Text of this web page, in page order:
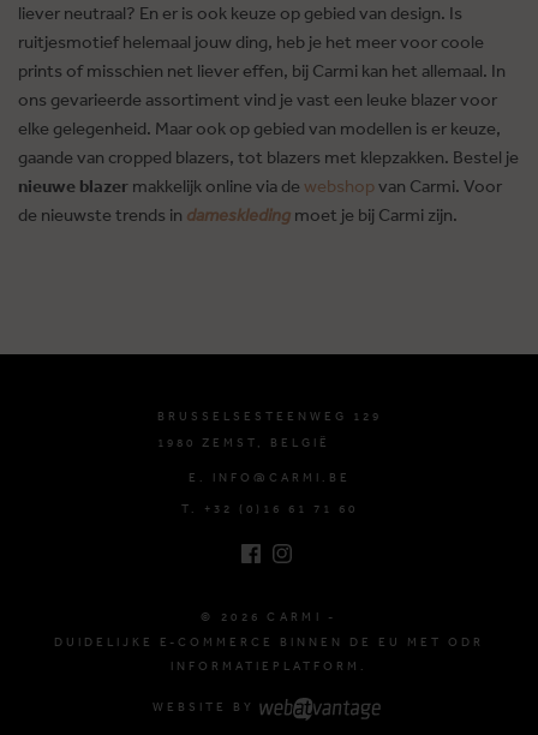
liever neutraal? En er is ook keuze op gebied van design. Is
ruitjesmotief helemaal jouw ding, heb je het meer voor coole
prints of misschien net liever effen, bij Carmi kan het allemaal. In
ons gevarieerde assortiment vind je vast een leuke blazer voor
elke gelegenheid. Maar ook op gebied van modellen is er keuze,
gaande van cropped blazers, tot blazers met klepzakken. Bestel je
nieuwe blazer makkelijk online via de webshopvan Carmi. Voor
de nieuwste trends in dameskleding moet je bij Carmi zijn.
BRUSSELSESTEENWEG 129
1980 ZEMST, BELGIË
E. INFO@CARMI.BE
T. +32 (0)16 61 71 60
© 2026 CARMI -
DUIDELIJKE E-COMMERCE BINNEN DE EU MET ODR
INFORMATIEPLATFORM.
WEBSITE BY